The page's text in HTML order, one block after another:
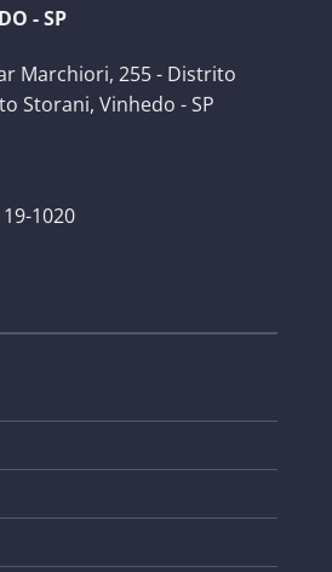
- SP
Marchiori, 255 - Distrito
Storani, Vinhedo - SP
1020